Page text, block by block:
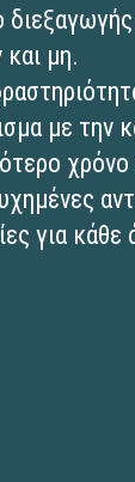
μη.
με την
χρόνο
για κάθε